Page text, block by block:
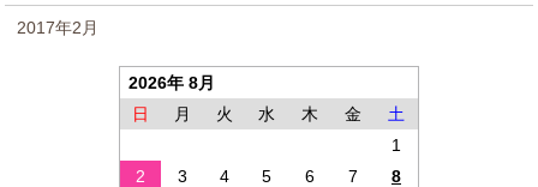
2017年2月
2026年 8月
日
月 火 水 木 金
土
1
2
3 4 5 6 7
8